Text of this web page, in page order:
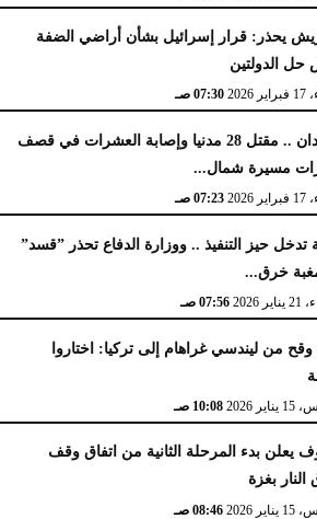
يحذر: قرار إسرائيل بشأن أراضي الضفة
حل الدولتين
07:30 صـ
السودان .. مقتل 28 مدنيا وإصابة العشرات في قصف
مسيرة شمال...
07:23 صـ
تدخل حيز التنفيذ .. ووزارة الدفاع تحذر ”قسد”
خرق...
2026 07:56 صـ
وقح من ليندسي غراهام إلى تركيا: اختاروا
2026 10:08 صـ
يعلن بدء المرحلة الثانية من اتفاق وقف
النار بغزة
2026 08:46 صـ